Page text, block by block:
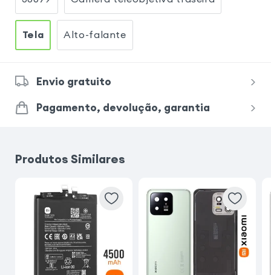
Tela Alto-falante
Envio gratuito
Pagamento, devolução, garantia
Produtos Similares